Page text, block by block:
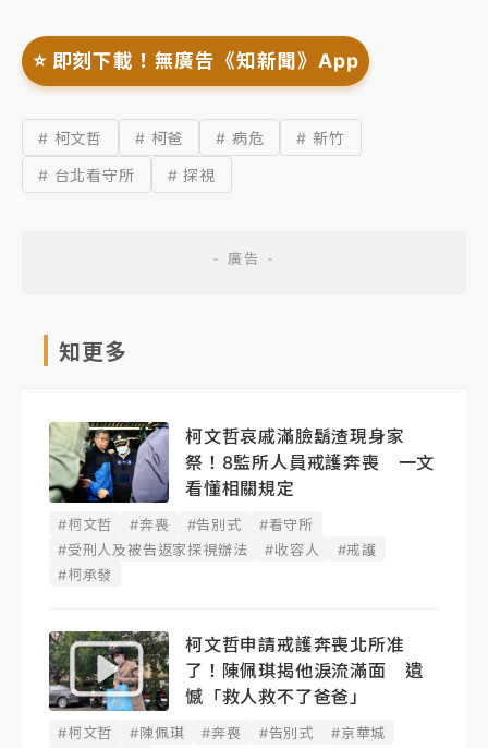
⭐️ 即刻下載！無廣告《知新聞》App
# 柯文哲 # 柯爸 # 病危
# 新竹
# 台北看守所
# 探視
知更多
柯文哲哀戚滿臉鬍渣現身家
祭！8監所人員戒護奔喪 一文
看懂相關規定
#柯文哲 #奔喪 #告別式
#看守所
#受刑人及被告返家探視辦法
#收容人
#戒護
#柯承發
柯文哲申請戒護奔喪北所准
了！陳佩琪揭他淚流滿面 遺
憾「救人救不了爸爸」
#柯文哲 #陳佩琪 #奔喪 #告別式
#京華城